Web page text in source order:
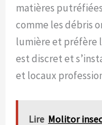
matières
comme les débris
lumière et préfère
est discret et
et locaux
Lire Molitor